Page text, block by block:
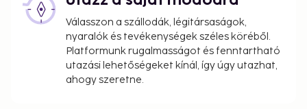
Válasszon a szállodák, légitársaságok,
nyaralók és tevékenységek széles köréből.
Platformunk rugalmasságot és fenntartható
utazási lehetőségeket kínál, így úgy utazhat,
ahogy szeretne.